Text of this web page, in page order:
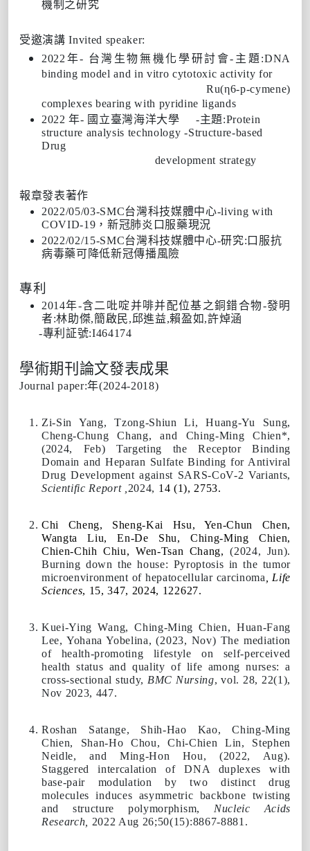
機制之研究
受邀演講 Invited speaker:
2022年- 台灣生物無機化學研討會-主題:DNA
binding model and in vitro cytotoxic activity for
Ru(η6-p-cymene)
complexes bearing with pyridine ligands
2022 年- 國立臺灣海洋大學 -主題:Protein
structure analysis technology -Structure-based
Drug
development strategy
報章發表著作
2022/05/03-SMC台灣科技媒體中心-living with
COVID-19，新冠肺炎口服藥現況
2022/02/15-SMC台灣科技媒體中心-研究:口服抗
病毒藥可降低新冠傳播風險
專利
2014年-含二吡啶并啡并配位基之銅錯合物-發明
者:林助傑,簡啟民,邱進益,賴盈如,許焯涵
-專利証號:I464174
學術期刊論文發表成果
Journal paper:年(2024-2018)
Zi-Sin Yang, Tzong-Shiun Li, Huang-Yu Sung,
Cheng-Chung Chang, and Ching-Ming Chien*,
(2024,
Feb) Targeting the Receptor Binding
Domain and Heparan Sulfate Binding for Antiviral
Drug Development against SARS-CoV-2 Variants,
Scientific Report 2024, 14 (1), 2753.
Chi Cheng, Sheng-Kai Hsu, Yen-Chun Chen,
Wangta Liu, En-De Shu, Ching-Ming Chien,
Chien-Chih Chiu, Wen-Tsan Chang,(2024, Jun).
Burning down the house: Pyroptosis in the tumor
microenvironment of hepatocellular carcinoma
Life
Sciences, 15, 347, 2024, 122627.
Kuei-Ying Wang,Ching-Ming Chien, Huan-Fang
Lee, Yohana Yobelina, (2023, Nov) The mediation
of health-promoting lifestyle on self-perceived
health status and quality of life among nurses: a
cross-sectional study, BMC Nursing, vol. 28, 22(1),
Nov 2023, 447.
Roshan Satange, Shih-Hao Kao,Ching-Ming
Chien, Shan-Ho Chou, Chi-Chien Lin, Stephen
Neidle, and Ming-Hon Hou, (2022,
Aug).
Staggered intercalation of DNA duplexes with
base-pair modulation by two distinct drug
molecules induces asymmetric backbone twisting
and structure polymorphism, Nucleic Acids
Research,
2022 Aug 26;50(15):8867-8881.